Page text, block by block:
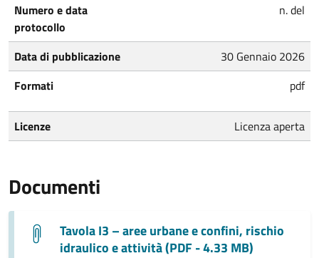
Numero e data
protocollo
n. del
Data di pubblicazione
30 Gennaio 2026
Formati
pdf
Licenze Licenza aperta
Documenti
Tavola I3 – aree urbane e confini, rischio
idraulico e attività (PDF - 4.33 MB)